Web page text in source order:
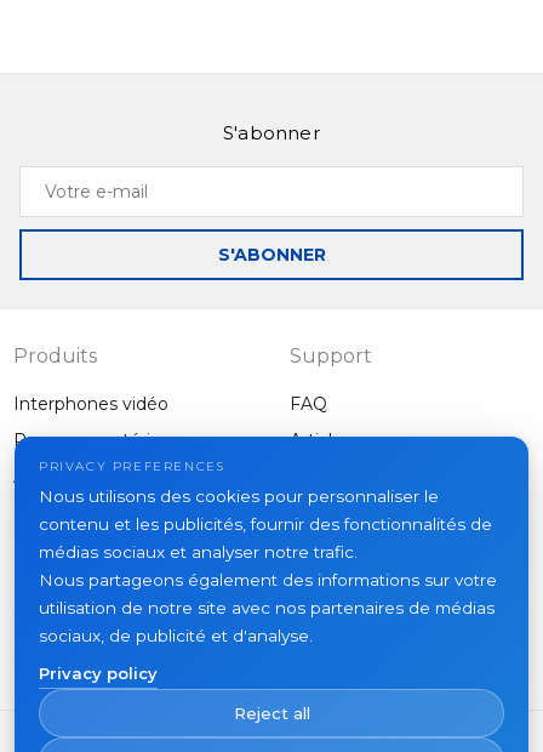
S'abonner
Votre
mail
S'ABONNER
Produits
Interphones vidéo
Panneaux extérieurs
Autres équipements
Support
FAQ
Articles
Projets
À propos
Actualités
Contacts
Où acheter
PRIVACY PREFERENCES
Nous utilisons des cookies pour personnaliser le
contenu et les publicités, fournir des fonctionnalités de
médias sociaux et analyser notre trafic.
Nous partageons également des informations sur votre
utilisation de notre site avec nos partenaires de médias
sociaux, de publicité et d'analyse.
Privacy policy
Reject all